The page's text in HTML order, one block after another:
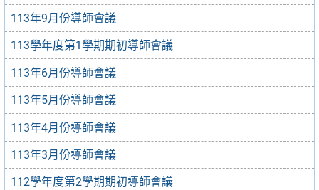
113年9月份導師會議
113學年度第1學期期初導師會議
113年6月份導師會議
113年5月份導師會議
113年4月份導師會議
113年3月份導師會議
112學年度第2學期期初導師會議